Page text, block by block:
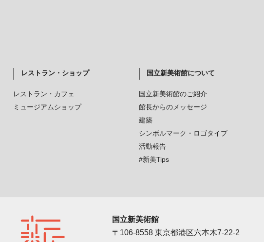
レストラン・ショップ
レストラン・カフェ
ミュージアムショップ
国立新美術館について
国立新美術館のご紹介
館長からのメッセージ
建築
シンボルマーク・ロゴタイプ
活動報告
#新美Tips
国立新美術館
〒106-8558 東京都港区六本木7-22-2